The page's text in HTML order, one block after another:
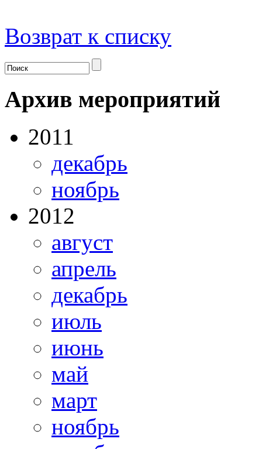
Возврат к списку
Архив мероприятий
2011
декабрь
ноябрь
2012
август
апрель
декабрь
июль
июнь
май
март
ноябрь